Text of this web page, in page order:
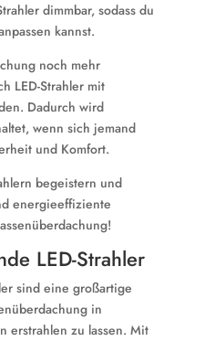
dimmbar, sodass du
kannst.
noch mehr
LED-Strahler mit
Dadurch wird
wenn sich jemand
und Komfort.
begeistern und
energieeffiziente
LED-Strahler
sind eine großartige
in
erstrahlen zu lassen. Mit